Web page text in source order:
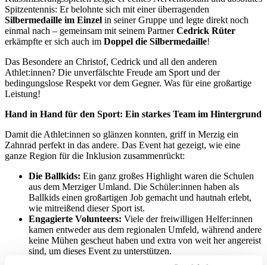
Spitzentennis: Er belohnte sich mit einer überragenden
Silbermedaille im Einzel in seiner Gruppe und legte direkt noch
einmal nach – gemeinsam mit seinem PartnerCedrick Rüter
erkämpfte er sich auch im Doppel die Silbermedaille!
Das Besondere an Christof, Cedrick und all den anderen
Athlet:innen? Die unverfälschte Freude am Sport und der
bedingungslose Respekt vor dem Gegner. Was für eine großartige
Leistung!
Hand in Hand für den Sport: Ein starkes Team im Hintergrund
Damit die Athlet:innen so glänzen konnten, griff in Merzig ein
Zahnrad perfekt in das andere. Das Event hat gezeigt, wie eine
ganze Region für die Inklusion zusammenrückt:
Die Ballkids: Ein ganz großes Highlight waren die Schulen
aus dem Merziger Umland. Die Schüler:innen haben als
Ballkids einen großartigen Job gemacht und hautnah erlebt,
wie mitreißend dieser Sport ist.
Engagierte Volunteers: Viele der freiwilligen Helfer:innen
kamen entweder aus dem regionalen Umfeld, während andere
keine Mühen gescheut haben und extra von weit her angereist
sind, um dieses Event zu unterstützen.